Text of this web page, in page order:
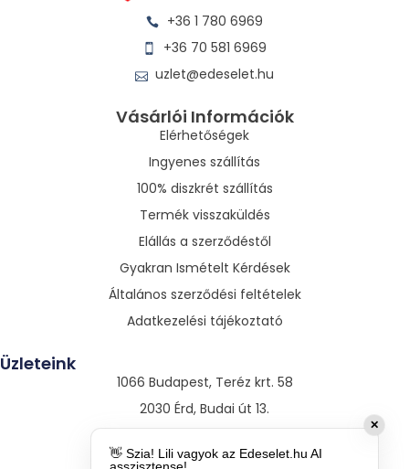
+36 1 780 6969
+36 70 581 6969
uzlet@edeselet.hu
Vásárlói Információk
Elérhetőségek
Ingyenes szállítás
100% diszkrét szállítás
Termék visszaküldés
Elállás a szerződéstől
Gyakran Ismételt Kérdések
Általános szerződési feltételek
Adatkezelési tájékoztató
Üzleteink
1066 Budapest, Teréz krt. 58
2030 Érd, Budai út 13.
✕
👋 Szia! Lili vagyok az Edeselet.hu AI